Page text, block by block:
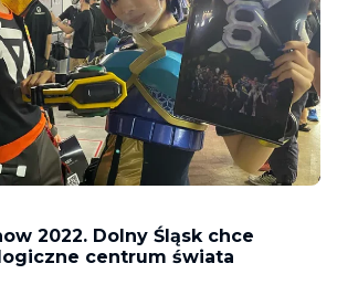
2022. Dolny Śląsk chce
centrum świata